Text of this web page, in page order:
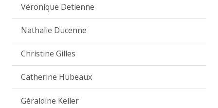
Véronique Detienne
Nathalie Ducenne
Christine Gilles
Catherine Hubeaux
Géraldine Keller